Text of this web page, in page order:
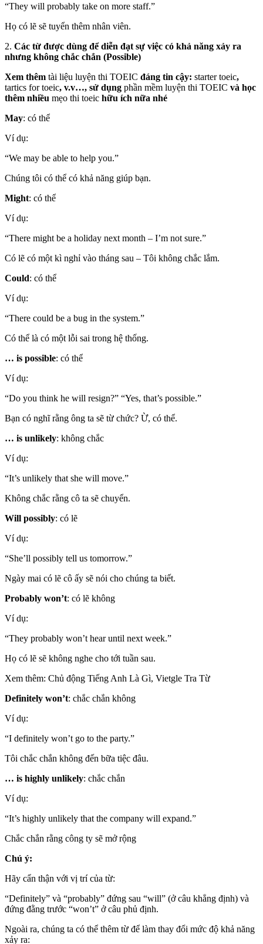
“They will probably take on more staff.”
Họ có lẽ sẽ tuyển thêm nhân viên.
2. Các từ được dùng để diễn đạt sự việc có khả năng xảy ra
nhưng không chắc chắn (Possible)
Xem thêm tài liệu luyện thi TOEIC đáng tin cậy: starter toeic,
tartics for toeic, v.v…, sử dụng phần mềm luyện thi TOEIC và học
thêm nhiều mẹo thi toeic hữu ích nữa nhé
May: có thể
Ví dụ:
“We may be able to help you.”
Chúng tôi có thể có khả năng giúp bạn.
Might: có thể
Ví dụ:
“There might be a holiday next month – I’m not sure.”
Có lẽ có một kì nghỉ vào tháng sau – Tôi không chắc lắm.
Could: có thể
Ví dụ:
“There could be a bug in the system.”
Có thể là có một lỗi sai trong hệ thống.
… is possible: có thể
Ví dụ:
“Do you think he will resign?” “Yes, that’s possible.”
Bạn có nghĩ rằng ông ta sẽ từ chức? Ừ, có thể.
… is unlikely: không chắc
Ví dụ:
“It’s unlikely that she will move.”
Không chắc rằng cô ta sẽ chuyển.
Will possibly: có lẽ
Ví dụ:
“She’ll possibly tell us tomorrow.”
Ngày mai có lẽ cô ấy sẽ nói cho chúng ta biết.
Probably won’t: có lẽ không
Ví dụ:
“They probably won’t hear until next week.”
Họ có lẽ sẽ không nghe cho tới tuần sau.
Xem thêm: Chủ động Tiếng Anh Là Gì, Vietgle Tra Từ
Definitely won’t: chắc chắn không
Ví dụ:
“I definitely won’t go to the party.”
Tôi chắc chắn không đến bữa tiệc đâu.
… is highly unlikely: chắc chắn
Ví dụ:
“It’s highly unlikely that the company will expand.”
Chắc chắn rằng công ty sẽ mở rộng
Chú ý:
Hãy cẩn thận với vị trí của từ:
“Definitely” và “probably” đứng sau “will” (ở câu khẳng định) và
đứng đằng trước “won’t” ở câu phủ định.
Ngoài ra, chúng ta có thể thêm từ để làm thay đổi mức độ khả năng
xảy ra: